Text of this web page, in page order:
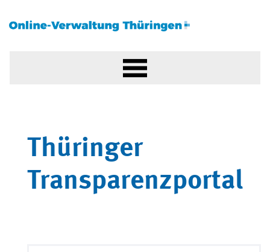
Thüringer
Transparenzportal